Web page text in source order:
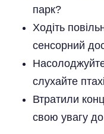
парк?
Ходіть
сенсорний
слухайте
Втратили
свою увагу